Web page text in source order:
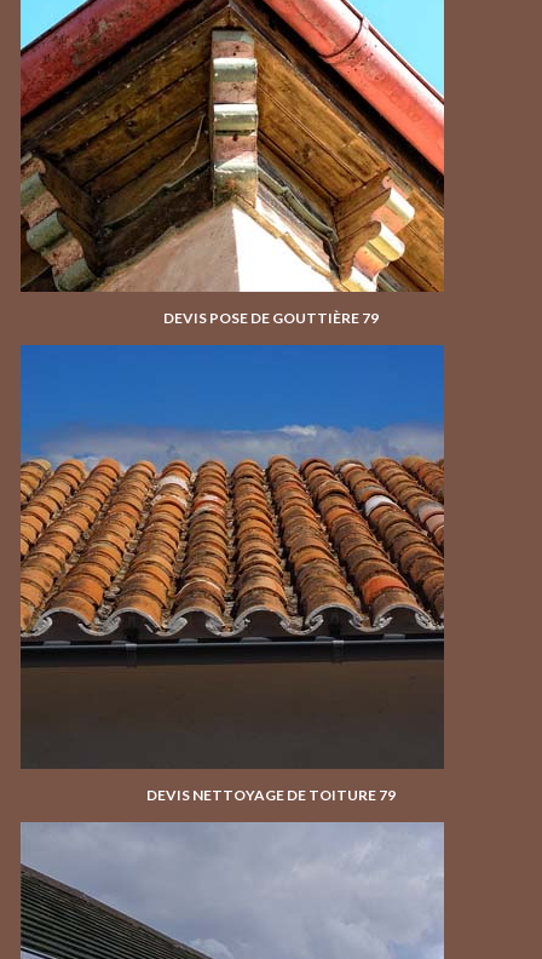
DEVIS POSE DE GOUTTIÈRE 79
DEVIS NETTOYAGE DE TOITURE 79